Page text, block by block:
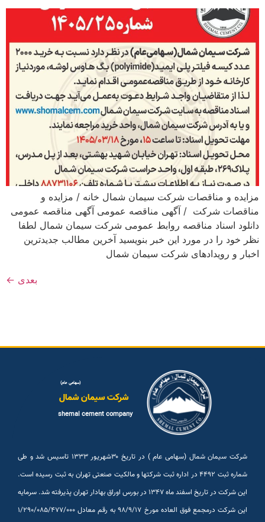
مزایده و مناقصات شرکت سیمان شمال خانه / مزایده و
مناقصات شرکت / آگهی مناقصه عمومی آگهی مناقصه عمومی
دانلود اسناد مناقصه روابط عمومی شرکت سیمان شمال لطفا
نظر خود را در مورد این خبر بنویسید آخرین مطالب جدیدترین
اخبار و رویدادهای شرکت سیمان شمال
بعدی ←
(سهامی عام)
شرکت سیمان شمال
shemal cement company
شرکت سیمان شمال (سهامی عام ) در تاریخ ۳۰شهريور ۱۳۳۳ تاسیس شد و طی
شماره ثبت ۴۴۹۲ در اداره ثبت شرکتها و مالکیت صنعتی تهران به ثبت رسیده است.
این شرکت در تاریخ اسفند ماه ۱۳۴۷ در بورس اوراق بهادار تهران پذیرفته شد. سرمایه
این شرکت درمجمع فوق العاده مورخ ۹۸/۹/۱۷ به رقم معادل ۱/۲۹۰/۰۸۵/۴۷۷/۰۰۰